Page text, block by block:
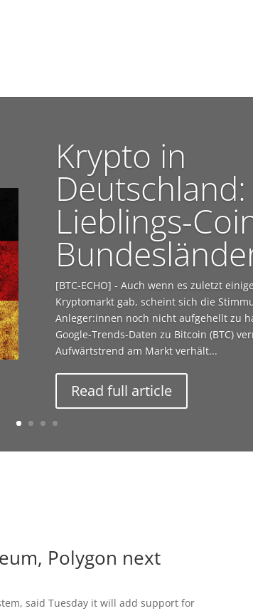
Krypto in
Lieblings-
[BTC-ECHO] - Auch wenn es zuletzt
Kryptomarkt gab, scheint sich die
Anleger:innen noch nicht aufgehellt zu
Google-Trends-Daten zu Bitcoin (BTC)
Aufwärtstrend am Markt verhält...
Read full article
Polygon next
said Tuesday it will add support for